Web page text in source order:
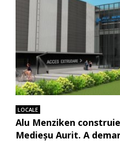
LOCALE
Alu Menziken
Medieşu Aurit. A